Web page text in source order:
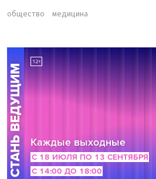
общество медицина